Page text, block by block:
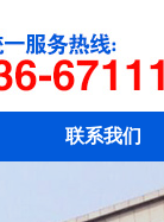
联系我们